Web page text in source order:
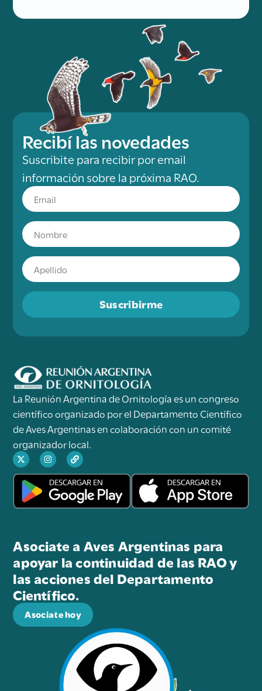
Recibí las novedades
Suscribite para recibir por email
información sobre la próxima RAO.
Suscribirme
La Reunión Argentina de Ornitología es un congreso
científico organizado por el Departamento Científico
de Aves Argentinas en colaboración con un comité
organizador local.
Asociate a Aves Argentinas para
apoyar la continuidad de las RAO y
las acciones del Departamento
Científico.
Asociate hoy